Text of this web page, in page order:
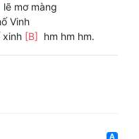
lẽ mơ màng
Vinh
xinh [B] hm hm hm.
A